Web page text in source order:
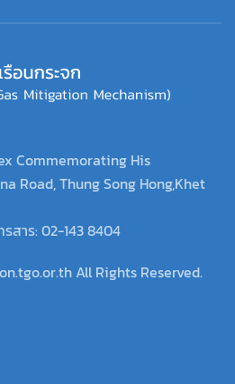
Commemorating His
Road, Thung Song Hong,Khet
รสาร: 02-143 8404
All Rights Reserved.